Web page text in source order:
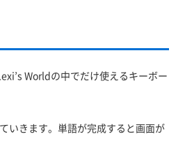
Worldの中でだけ使えるキーボー
いきます。単語が完成すると画面が